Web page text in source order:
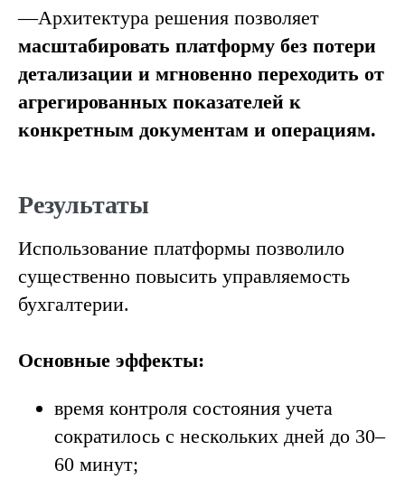
—Архитектура решения позволяет
масштабировать платформу без потери
детализации и мгновенно переходить от
агрегированных показателей к
конкретным документам и операциям.
Результаты
Использование платформы позволило
существенно повысить управляемость
бухгалтерии.
Основные эффекты:
время контроля состояния учета
сократилось с нескольких дней до 30–
60 минут;